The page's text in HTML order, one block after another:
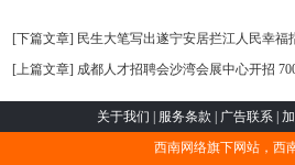
[下篇文章] 民生大笔写出遂宁安居拦江人民幸福
[上篇文章] 成都人才招聘会沙湾会展中心开招
关于我们 服务条款 广告联系
西南网络旗下网站，西